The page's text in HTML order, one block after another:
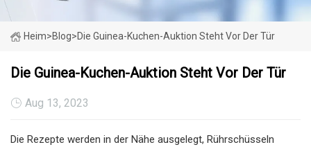
Heim>Blog>Die Guinea-Kuchen-Auktion Steht Vor Der Tür
Die Guinea-Kuchen-Auktion Steht Vor Der Tür
Aug 13, 2023
Die Rezepte werden in der Nähe ausgelegt, Rührschüsseln